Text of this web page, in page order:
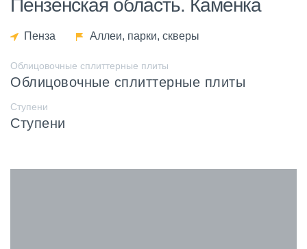
Пензенская область. Каменка
Пенза Аллеи, парки, скверы
Облицовочные сплиттерные плиты
Облицовочные сплиттерные плиты
Ступени
Ступени